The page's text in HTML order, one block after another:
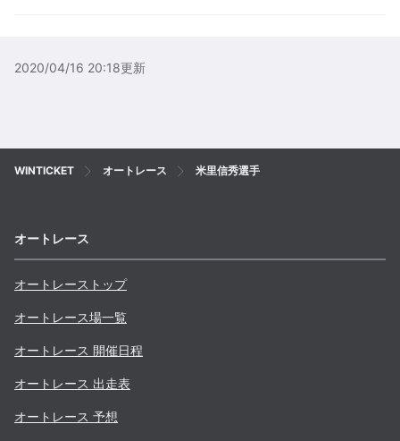
2020/04/16 20:18更新
WINTICKET オートレース 米里信秀選手
オートレース
オートレーストップ
オートレース場一覧
オートレース 開催日程
オートレース 出走表
オートレース 予想